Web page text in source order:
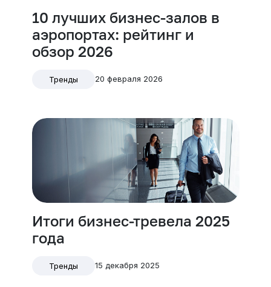
10 лучших бизнес-залов в
аэропортах: рейтинг и
обзор 2026
Тренды 20 февраля 2026
Итоги бизнес-тревела 2025
года
Тренды 15 декабря 2025